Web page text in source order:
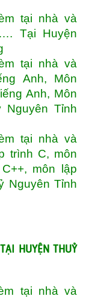
tại nhà và
Tại Huyện
tại nhà và
Anh, Môn
Anh, Môn
Nguyên Tỉnh
tại nhà và
trình C, môn
môn lập
Nguyên Tỉnh
HUYỆN THUỶ
tại nhà và